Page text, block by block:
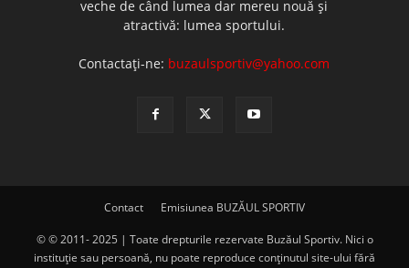
veche de când lumea dar mereu nouă şi
atractivă: lumea sportului.
Contactați-ne: buzaulsportiv@yahoo.com
Contact Emisiunea BUZĂUL SPORTIV
© © 2011- 2025 | Toate drepturile rezervate Buzăul Sportiv. Nici o
instituţie sau persoană, nu poate reproduce conţinutul site-ului fără